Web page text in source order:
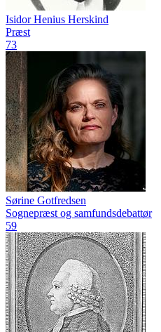
Isidor Henius Herskind
Præst
73
Sørine Gotfredsen
Sognepræst og samfundsdebattør
59